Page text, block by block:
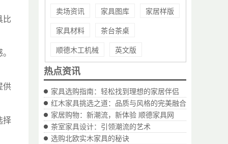
卖场资讯 家具图库 家居样版
家具材料 茶台茶桌
顺德木工机械 英文版
热点资讯
家具选购指南：轻松找到理想的家居伴侣
红木家具挑选之道：品质与风格的完美融合
家居购物：新潮流，新体验 顺德家具网
茶室家具设计：引领潮流的艺术
选购北欧实木家具的秘诀
比
供
择